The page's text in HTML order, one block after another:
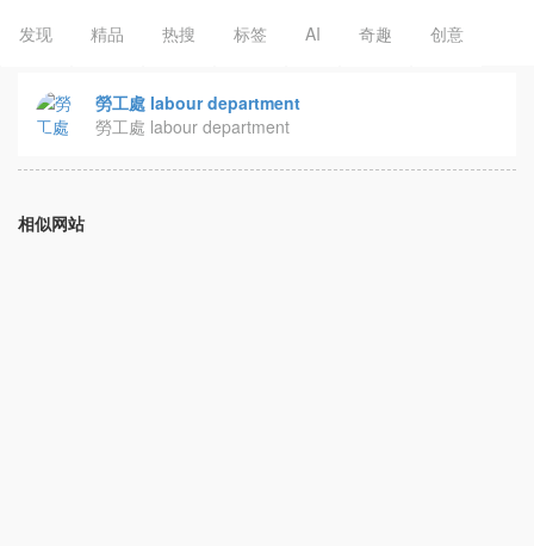
发现 精品 热搜 标签 AI 奇趣 创意
勞工處 labour department
勞工處 labour department
相似网站